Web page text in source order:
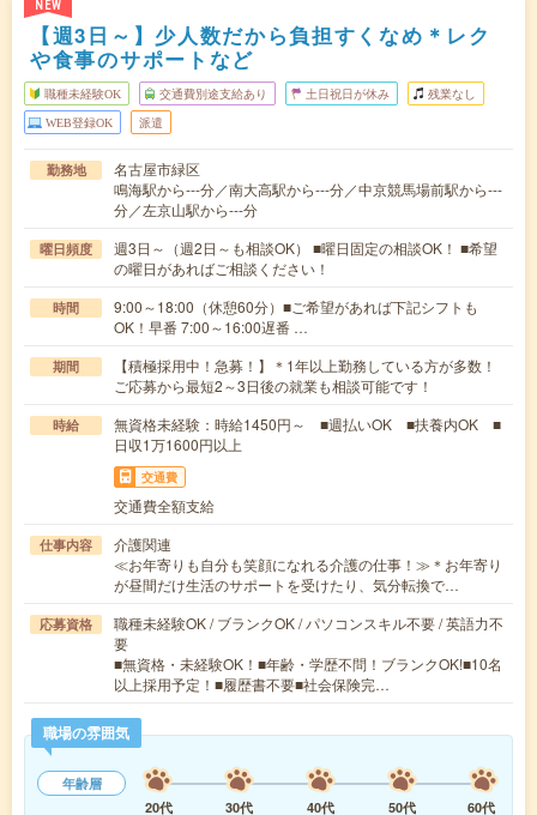
NEW
【週3日～】少人数だから負担すくなめ＊レク
や食事のサポートなど
職種未経験OK 交通費別途支給あり 土日祝日が休み 残業なし
WEB登録OK 派遣
勤務地
名古屋市緑区
鳴海駅から---分／南大高駅から---分／中京競馬場前駅から---
分／左京山駅から---分
曜日頻度
週3日～（週2日～も相談OK） ■曜日固定の相談OK！ ■希望
の曜日があればご相談ください！
時間
9:00～18:00（休憩60分）■ご希望があれば下記シフトも
OK！早番 7:00～16:00遅番 …
期間
【積極採用中！急募！】＊1年以上勤務している方が多数！
ご応募から最短2～3日後の就業も相談可能です！
時給
無資格未経験：時給1450円～ ■週払いOK ■扶養内OK ■
日収1万1600円以上
交通費
交通費全額支給
仕事内容
介護関連
≪お年寄りも自分も笑顔になれる介護の仕事！≫＊お年寄り
が昼間だけ生活のサポートを受けたり、気分転換で…
応募資格
職種未経験OK / ブランクOK / パソコンスキル不要 / 英語力不
要
■無資格・未経験OK！■年齢・学歴不問！ブランクOK!■10名
以上採用予定！■履歴書不要■社会保険完…
職場の雰囲気
年齢層
20代
30代 40代 50代
60代